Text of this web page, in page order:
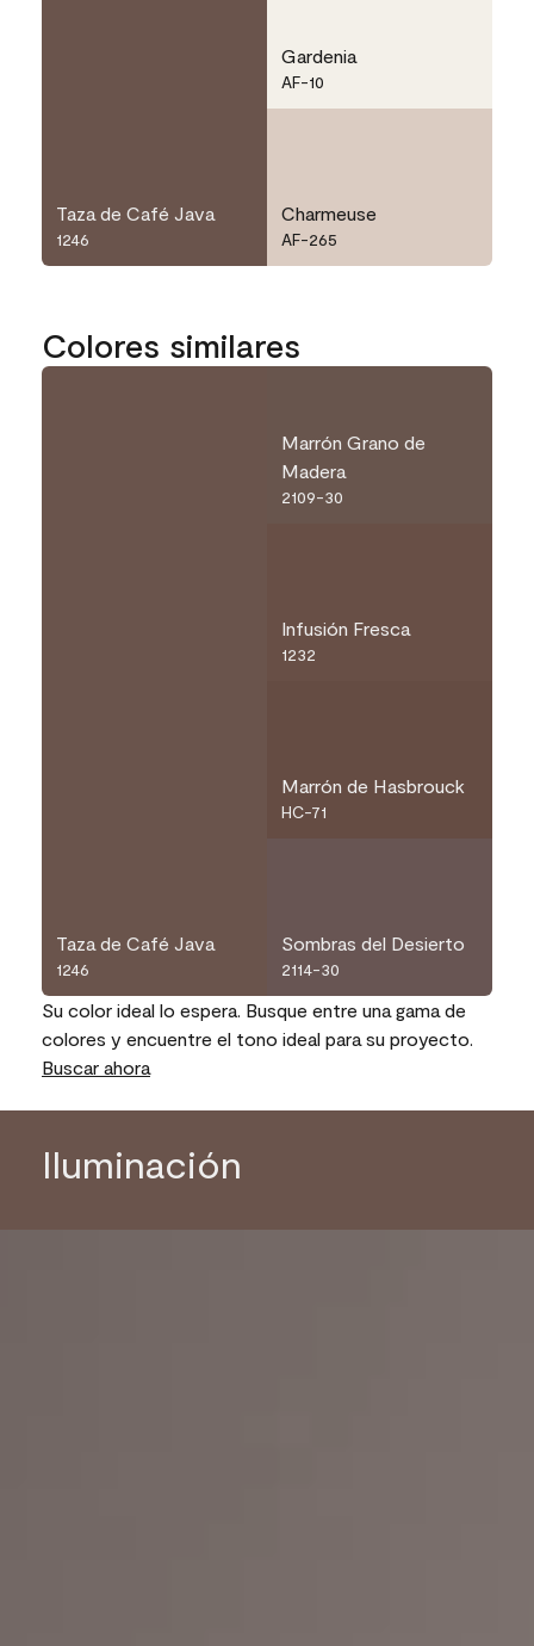
Taza de Café Java
1246
Gardenia
AF-10
Charmeuse
AF-265
Colores similares
Taza de Café Java
1246
Marrón Grano de
Madera
2109-30
Infusión Fresca
1232
Marrón de Hasbrouck
HC-71
Sombras del Desierto
2114-30
Su color ideal lo espera. Busque entre una gama de
colores y encuentre el tono ideal para su proyecto.
Buscar ahora
Iluminación